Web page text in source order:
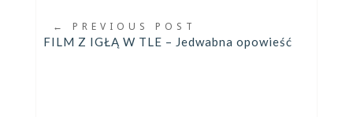
← PREVIOUS POST
FILM Z IGŁĄ W TLE – Jedwabna opowieść